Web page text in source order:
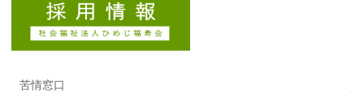
苦情窓口